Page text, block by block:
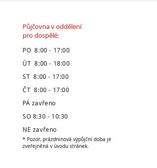
Půjčovna v oddělení
pro dospělé:
PO 8:00 - 17:00
ÚT 8:00 - 18:00
ST 8:00 - 17:00
ČT 8:00 - 17:00
PÁ zavřeno
SO 8:30 - 10:30
NE zavřeno
* Pozor, prázdninová výpůjční doba je
zveřejněná v úvodu stránek.